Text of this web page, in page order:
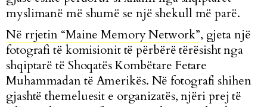
myslimanë më shumë se një shekull më parë.
Në rrjetin “Maine Memory Network”, gjeta një
fotografi të komisionit të përbërë tërësisht nga
shqiptarë të Shoqatës Kombëtare Fetare
Muhammadan të Amerikës. Në fotografi shihen
gjashtë themeluesit e organizatës, njëri prej të